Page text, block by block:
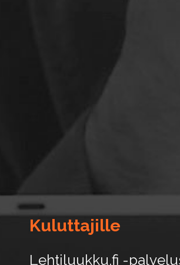
Kuluttajille
Lehtiluukku.fi -